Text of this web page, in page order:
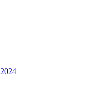
2024